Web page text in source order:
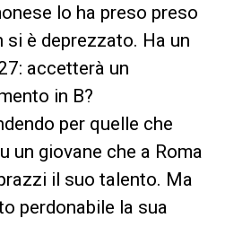
lo ha preso preso
si è deprezzato. Ha un
accetterà un
in B?
per quelle che
un giovane che a Roma
il suo talento. Ma
perdonabile la sua